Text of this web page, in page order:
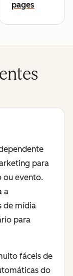
pages
para
ou evento.
a
de mídia
para
fáceis de
do